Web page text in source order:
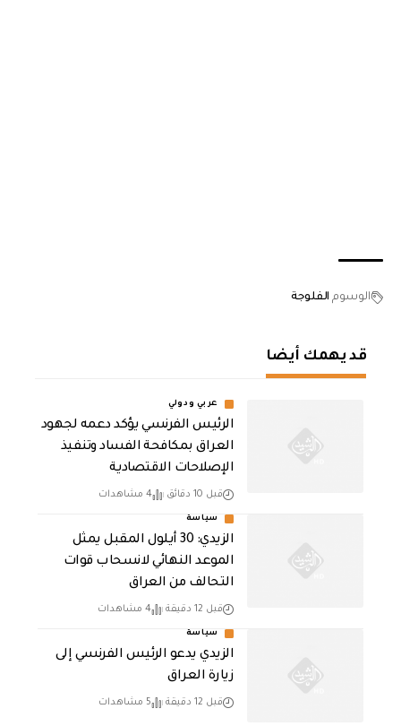
الوسوم الفلوجة
قد يهمك أيضا
عربي ودولي
الرئيس الفرنسي يؤكد دعمه لجهود
العراق بمكافحة الفساد وتنفيذ
الإصلاحات الاقتصادية
قبل 10 دقائق 4 مشاهدات
سياسة
الزيدي: 30 أيلول المقبل يمثل
الموعد النهائي لانسحاب قوات
التحالف من العراق
قبل 12 دقيقة 4 مشاهدات
سياسة
الزيدي يدعو الرئيس الفرنسي إلى
زيارة العراق
قبل 12 دقيقة 5 مشاهدات